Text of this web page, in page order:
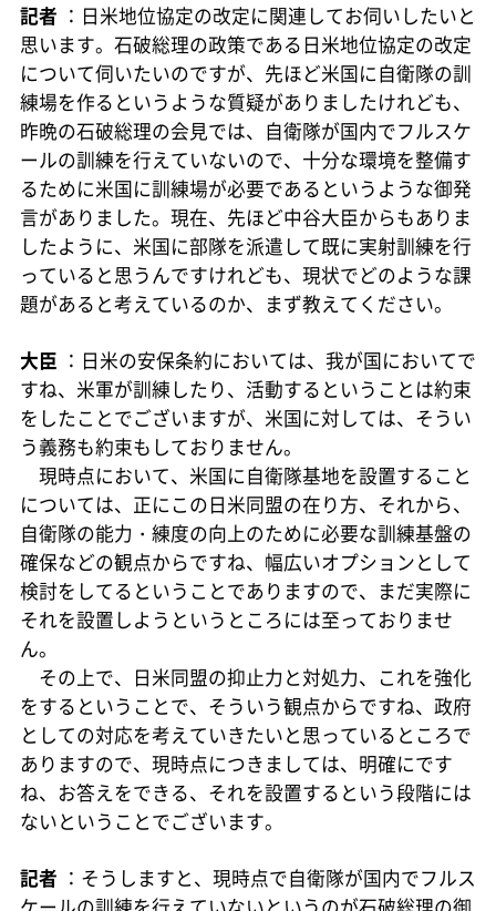
記者 ：日米地位協定の改定に関連してお伺いしたいと
思います。石破総理の政策である日米地位協定の改定
について伺いたいのですが、先ほど米国に自衛隊の訓
練場を作るというような質疑がありましたけれども、
昨晩の石破総理の会見では、自衛隊が国内でフルスケ
ールの訓練を行えていないので、十分な環境を整備す
るために米国に訓練場が必要であるというような御発
言がありました。現在、先ほど中谷大臣からもありま
したように、米国に部隊を派遣して既に実射訓練を行
っていると思うんですけれども、現状でどのような課
題があると考えているのか、まず教えてください。
大臣 ：日米の安保条約においては、我が国においてで
すね、米軍が訓練したり、活動するということは約束
をしたことでございますが、米国に対しては、そうい
う義務も約束もしておりません。
現時点において、米国に自衛隊基地を設置すること
については、正にこの日米同盟の在り方、それから、
自衛隊の能力・練度の向上のために必要な訓練基盤の
確保などの観点からですね、幅広いオプションとして
検討をしてるということでありますので、まだ実際に
それを設置しようというところには至っておりませ
ん。
その上で、日米同盟の抑止力と対処力、これを強化
をするということで、そういう観点からですね、政府
としての対応を考えていきたいと思っているところで
ありますので、現時点につきましては、明確にです
ね、お答えをできる、それを設置するという段階には
ないということでございます。
記者 ：そうしますと、現時点で自衛隊が国内でフルス